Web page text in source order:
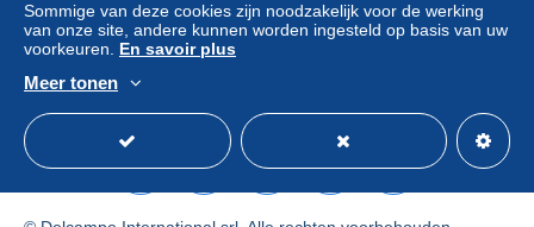
Sommige van deze cookies zijn noodzakelijk voor de werking
van onze site, andere kunnen worden ingesteld op basis van uw
voorkeuren. En savoir plus
Meer tonen